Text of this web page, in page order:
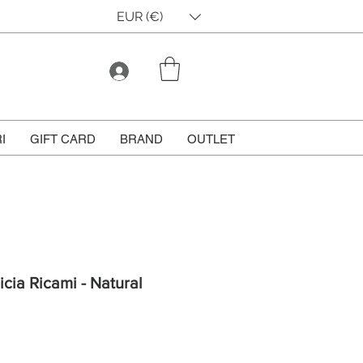
EUR (€)
GIFT CARD BRAND OUTLET
Ricami - Natural